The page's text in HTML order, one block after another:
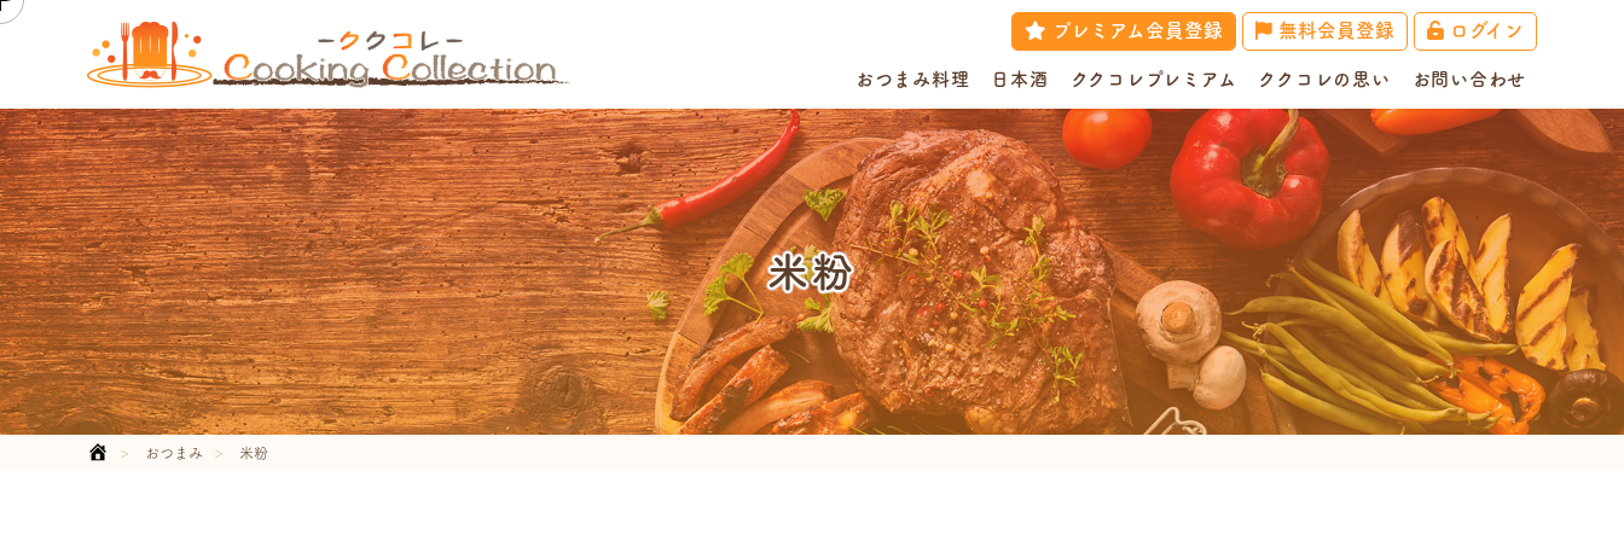
プレミアム会員登録 無料会員登録 ログイン
おつまみ料理 日本酒 ククコレプレミアム ククコレの思い お問い合わせ
米粉
おつまみ 米粉